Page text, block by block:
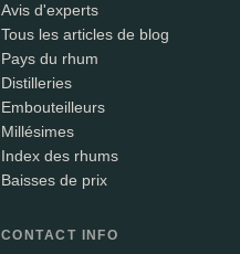
Avis d'experts
Tous les articles de blog
Pays du rhum
Distilleries
Embouteilleurs
Millésimes
Index des rhums
Baisses de prix
CONTACT INFO